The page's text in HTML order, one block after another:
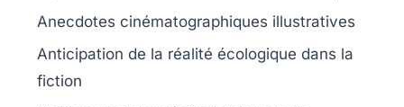
Anecdotes cinématographiques illustratives
Anticipation de la réalité écologique dans la
fiction